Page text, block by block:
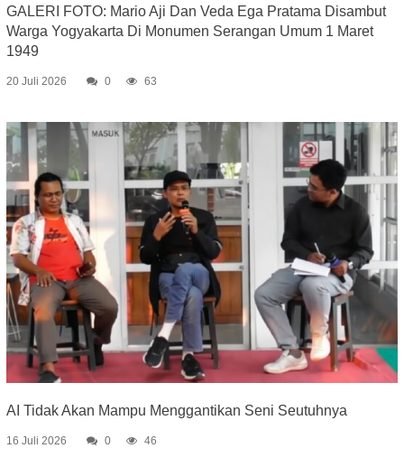
GALERI FOTO: Mario Aji Dan Veda Ega Pratama Disambut
Warga Yogyakarta Di Monumen Serangan Umum 1 Maret
1949
20 Juli 2026 0 63
AI Tidak Akan Mampu Menggantikan Seni Seutuhnya
16 Juli 2026 0 46